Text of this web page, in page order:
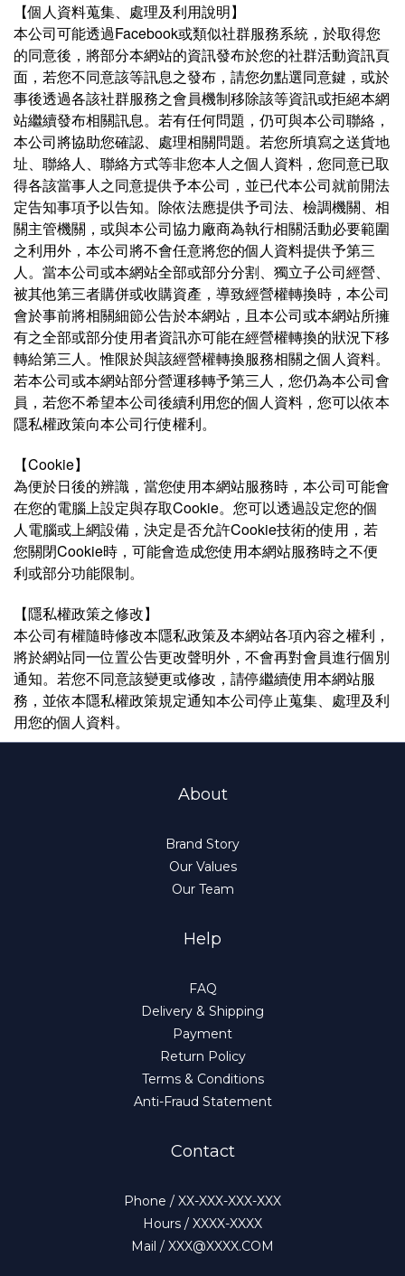
【個人資料蒐集、處理及利用說明】
本公司可能透過Facebook或類似社群服務系統，於取得您
的同意後，將部分本網站的資訊發布於您的社群活動資訊頁
面，若您不同意該等訊息之發布，請您勿點選同意鍵，或於
事後透過各該社群服務之會員機制移除該等資訊或拒絕本網
站繼續發布相關訊息。若有任何問題，仍可與本公司聯絡，
本公司將協助您確認、處理相關問題。若您所填寫之送貨地
址、聯絡人、聯絡方式等非您本人之個人資料，您同意已取
得各該當事人之同意提供予本公司，並已代本公司就前開法
定告知事項予以告知。除依法應提供予司法、檢調機關、相
關主管機關，或與本公司協力廠商為執行相關活動必要範圍
之利用外，本公司將不會任意將您的個人資料提供予第三
人。當本公司或本網站全部或部分分割、獨立子公司經營、
被其他第三者購併或收購資產，導致經營權轉換時，本公司
會於事前將相關細節公告於本網站，且本公司或本網站所擁
有之全部或部分使用者資訊亦可能在經營權轉換的狀況下移
轉給第三人。惟限於與該經營權轉換服務相關之個人資料。
若本公司或本網站部分營運移轉予第三人，您仍為本公司會
員，若您不希望本公司後續利用您的個人資料，您可以依本
隱私權政策向本公司行使權利。
【Cookie】
為便於日後的辨識，當您使用本網站服務時，本公司可能會
在您的電腦上設定與存取Cookie。您可以透過設定您的個
人電腦或上網設備，決定是否允許Cookie技術的使用，若
您關閉Cookie時，可能會造成您使用本網站服務時之不便
利或部分功能限制。
【隱私權政策之修改】
本公司有權隨時修改本隱私政策及本網站各項內容之權利，
將於網站同一位置公告更改聲明外，不會再對會員進行個別
通知。若您不同意該變更或修改，請停繼續使用本網站服
務，並依本隱私權政策規定通知本公司停止蒐集、處理及利
用您的個人資料。
About
Brand Story
Our Values
Our Team
Help
FAQ
Delivery & Shipping
Payment
Return Policy
Terms & Conditions
Anti-Fraud Statement
Contact
Phone / XX-XXX-XXX-XXX
Hours / XXXX-XXXX
Mail / XXX@XXXX.COM